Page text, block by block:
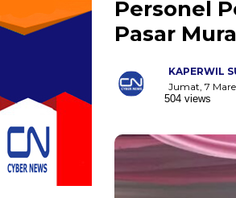
Personel
Pasar
KAPERWIL
Jumat, 7
504 views